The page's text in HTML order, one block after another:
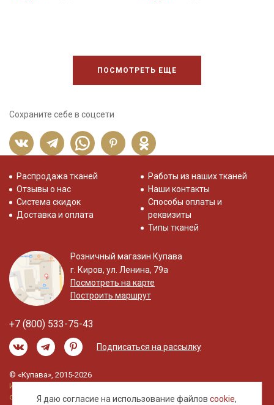
ПОСМОТРЕТЬ ЕЩЕ
Сохраните себе в соцсети
Я даю согласие на использование файловcookie,
Распродажа тканей
Отзывы о нас
Система скидок
Доставка и оплата
Работы из наших тканей
Наши контакты
Способы оплаты и
реквизиты
Типы тканей
Розничный магазин Купава
г. Киров, ул. Ленина, 79а
Посмотреть на карте
Построить маршрут
+7 (800) 533-75-43
Подписаться на рассылку
© «Купава», 2015-2026
Информация на сайте не является публичной
офертой.